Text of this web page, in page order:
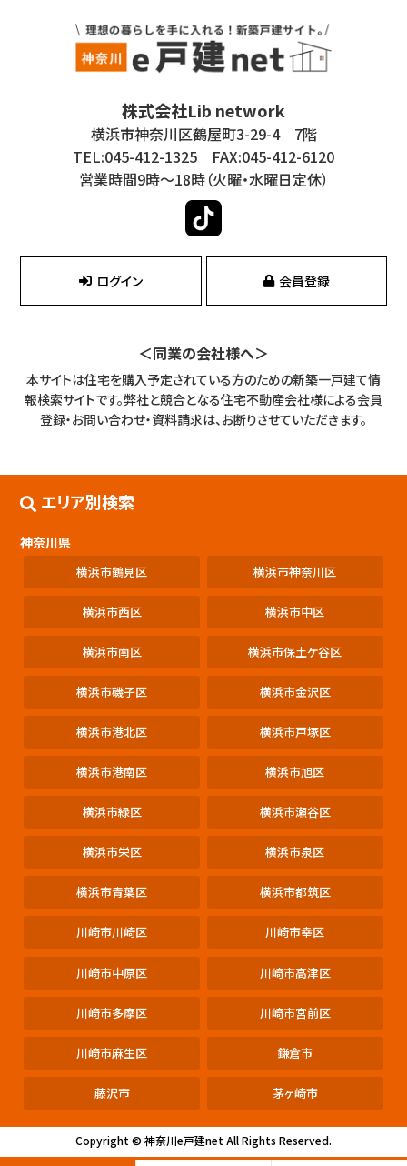
株式会社Lib network
横浜市神奈川区鶴屋町3-29-4 7階
TEL:045-412-1325 FAX:045-412-6120
営業時間9時～18時（火曜・水曜日定休）
ログイン 会員登録
＜同業の会社様へ＞
本サイトは住宅を購入予定されている方のための新築一戸建て情
報検索サイトです。弊社と競合となる住宅不動産会社様による会員
登録・お問い合わせ・資料請求は、お断りさせていただきます。
エリア別検索
神奈川県
横浜市鶴見区 横浜市神奈川区
横浜市西区 横浜市中区
横浜市南区 横浜市保土ケ谷区
横浜市磯子区 横浜市金沢区
横浜市港北区 横浜市戸塚区
横浜市港南区 横浜市旭区
横浜市緑区 横浜市瀬谷区
横浜市栄区 横浜市泉区
横浜市青葉区 横浜市都筑区
川崎市川崎区 川崎市幸区
川崎市中原区 川崎市高津区
川崎市多摩区 川崎市宮前区
川崎市麻生区 鎌倉市
藤沢市 茅ヶ崎市
Copyright © 神奈川e戸建net All Rights Reserved.